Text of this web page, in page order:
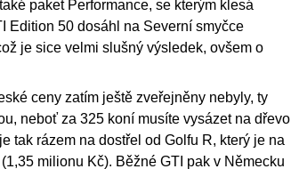
paket Performance, se kterým klesá
Edition 50 dosáhl na Severní smyčce
je sice velmi slušný výsledek, ovšem o
ceny zatím ještě zveřejněny nebyly, ty
neboť za 325 koní musíte vysázet na dřevo
tak rázem na dostřel od Golfu R, který je na
milionu Kč). Běžné GTI pak v Německu